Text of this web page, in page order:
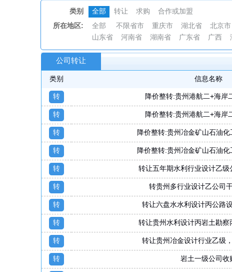
类别 全部 转让 求购 合作或加盟
所在地区: 全部 不限省市 重庆市 湖北省 北京市
山东省
河南省 湖南省 广东省 广西
公司转让
类别 信息名称
转 降价整转:贵州港航二+海岸
转 降价整转:贵州港航二+海岸
转 降价整转:贵州冶金矿山石油
转 降价整转:贵州冶金矿山石油
转 转让五年期水利行业设计乙级
转 转贵州多行业设计乙公司
转 转让六盘水水利设计丙公路
转 转让贵州水利设计丙岩土勘察
转 转让贵州冶金设计行业乙级
转 岩土一级公司收